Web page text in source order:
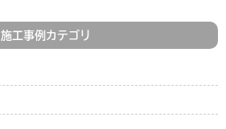
施工事例カテゴリ